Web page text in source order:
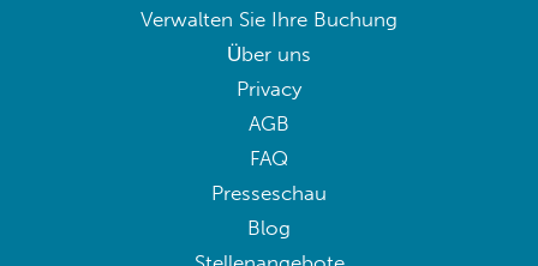
Verwalten Sie Ihre Buchung
Über uns
Privacy
AGB
FAQ
Presseschau
Blog